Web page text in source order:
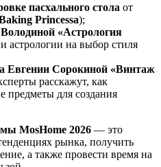
пасхального стола от
Princessa);
«Астрология
астрологии на выбор стиля
Евгении Сорокиной «Винтаж
расскажут, как
предметы для создания
MosHome 2026 — это
рынка, получить
а также провести время на